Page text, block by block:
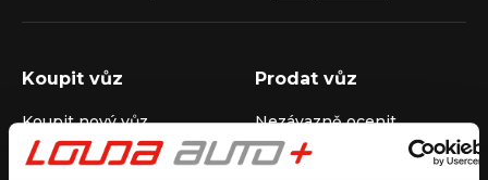
Koupit vůz
Koupit nový vůz
Koupit ojetý vůz
Koupit užitkový vůz
Prodat vůz
Nezávazně ocenit
Průběh výkupu vozu